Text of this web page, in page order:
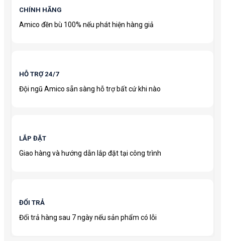
CHÍNH HÃNG
Amico đền bù 100% nếu phát hiện hàng giả
HỖ TRỢ 24/7
Đội ngũ Amico sẵn sàng hỗ trợ bất cứ khi nào
LẮP ĐẶT
Giao hàng và hướng dẫn lắp đặt tại công trình
ĐỔI TRẢ
Đổi trả hàng sau 7 ngày nếu sản phẩm có lỗi